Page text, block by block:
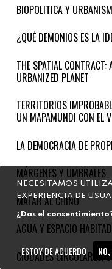
BIOPOLITICA Y
¿QUÉ DEMONIOS ES LA
THE SPATIAL
URBANIZED PLANET
TERRITORIOS
UN MAPAMUNDI CON EL
LA DEMOCRACIA DE
MÁRGENES Y UMBRALES
MATAR AL CHINO
AGUA Y ESPACIO
CIUDADES CIRCULARES,
NECESITAMOS
EXPERIENCIA DE
¿Das el
ESTOY DE ACUERDO